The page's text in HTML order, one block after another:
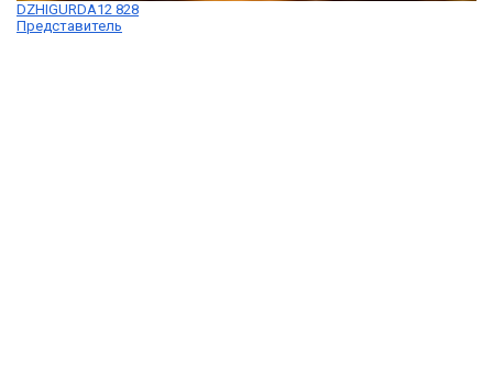
DZHIGURDA12 828
Представитель